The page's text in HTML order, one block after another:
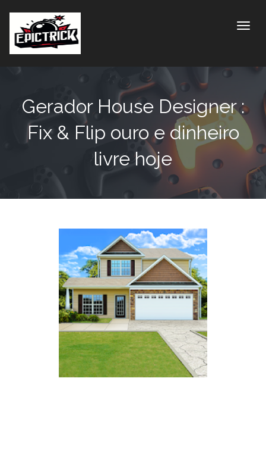
Gerador House Designer :
Fix & Flip ouro e dinheiro
livre hoje